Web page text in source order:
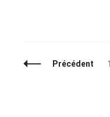
NavigationPrécédent 1